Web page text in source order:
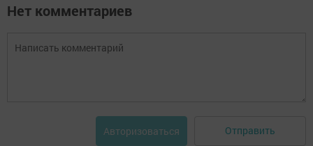
Нет комментариев
Авторизоваться Отправить